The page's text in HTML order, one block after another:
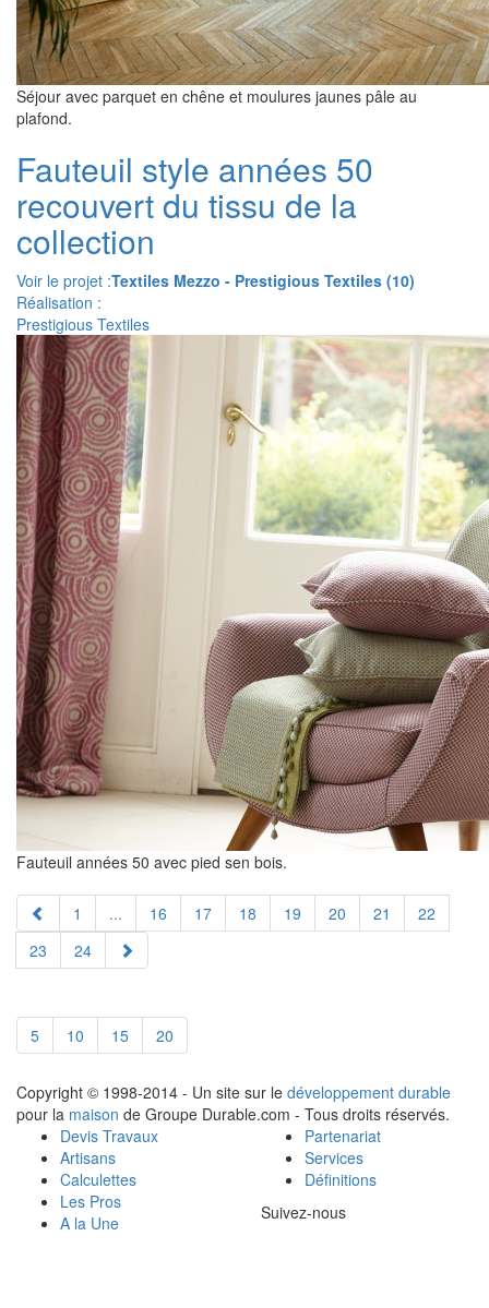
Séjour avec parquet en chêne et moulures jaunes pâle au
plafond.
Fauteuil style années 50
recouvert du tissu de la
collection
Voir le projet :Textiles Mezzo - Prestigious Textiles (10)
Réalisation :
Prestigious Textiles
Fauteuil années 50 avec pied sen bois.
1 ... 16 17 18 19 20 21
22
23
24
5 10 15 20
Copyright © 1998-2014 - Un site sur le développement durable
pour la maison de Groupe Durable.com - Tous droits réservés.
Devis Travaux
Artisans
Calculettes
Les Pros
A la Une
Partenariat
Services
Définitions
Suivez-nous